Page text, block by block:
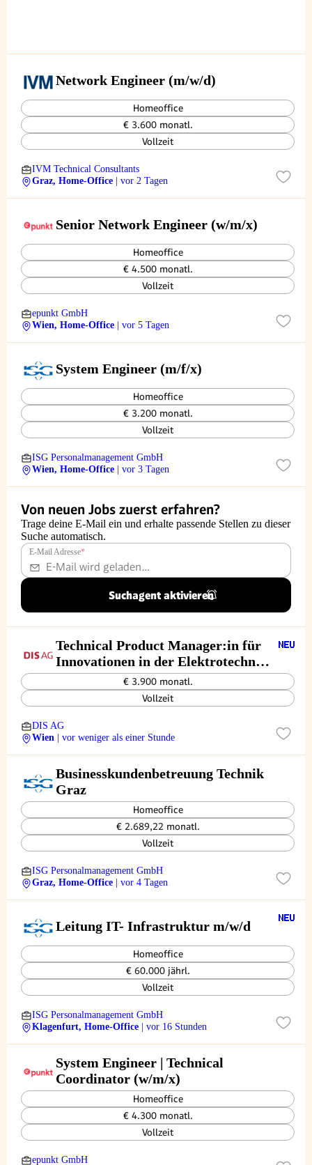
Network Engineer (m/w/d)
Homeoffice
€ 3.600 monatl.
Vollzeit
IVM Technical Consultants
Graz, Home-Office
| vor 2 Tagen
Senior Network Engineer (w/m/x)
Homeoffice
€ 4.500 monatl.
Vollzeit
epunkt GmbH
Wien, Home-Office
| vor 5 Tagen
System Engineer (m/f/x)
Homeoffice
€ 3.200 monatl.
Vollzeit
ISG Personalmanagement GmbH
Wien, Home-Office
| vor 3 Tagen
Von neuen Jobs zuerst erfahren?
Trage deine E-Mail ein und erhalte passende Stellen zu dieser
Suche automatisch.
E-Mail Adresse*
Suchagent aktivieren
Technical Product Manager:in für
Innovationen in der Elektrotechnik
(m/w/d)
€ 3.900 monatl.
Vollzeit
DIS AG
Wien
| vor weniger als einer Stunde
Businesskundenbetreuung Technik
Graz
Homeoffice
€ 2.689,22 monatl.
Vollzeit
ISG Personalmanagement GmbH
Graz, Home-Office
| vor 4 Tagen
Leitung IT- Infrastruktur m/w/d
Homeoffice
€ 60.000 jährl.
Vollzeit
ISG Personalmanagement GmbH
Klagenfurt, Home-Office
| vor 16 Stunden
System Engineer | Technical
Coordinator (w/m/x)
Homeoffice
€ 4.300 monatl.
Vollzeit
epunkt GmbH